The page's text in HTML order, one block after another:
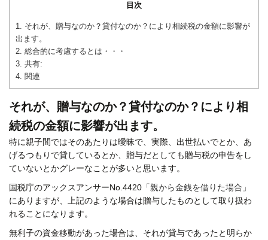
目次
1.
それが、贈与なのか？貸付なのか？により相続税の金額に影響が
出ます。
2. 総合的に考慮するとは・・・
3. 共有:
4. 関連
それが、贈与なのか？貸付なのか？により相
続税の金額に影響が出ます。
特に親子間ではそのあたりは曖昧で、実際、出世払いでとか、あ
げるつもりで貸しているとか、贈与だとしても贈与税の申告をし
ていないとかグレーなことが多いと思います。
国税庁のアックスアンサーNo.4420 「親から金銭を借りた場合」
にありますが、上記のような場合は贈与したものとして取り扱わ
れることになります。
無利子の資金移動があった場合は、それが貸与であったと明らか